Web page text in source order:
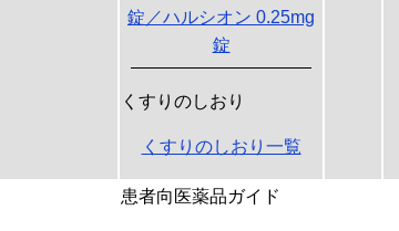
錠／ハルシオン 0.25mg
錠
くすりのしおり
くすりのしおり一覧
患者向医薬品ガイド